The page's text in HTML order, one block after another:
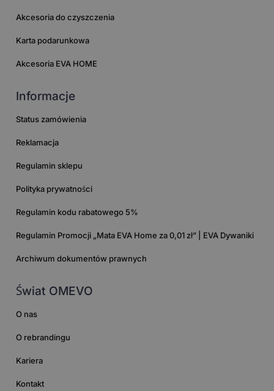
Akcesoria do czyszczenia
Karta podarunkowa
Akcesoria EVA HOME
Informacje
Status zamówienia
Reklamacja
Regulamin sklepu
Polityka prywatności
Regulamin kodu rabatowego 5%
Regulamin Promocji „Mata EVA Home za 0,01 zł” | EVA Dywaniki
Archiwum dokumentów prawnych
Świat OMEVO
O nas
O rebrandingu
Kariera
Kontakt